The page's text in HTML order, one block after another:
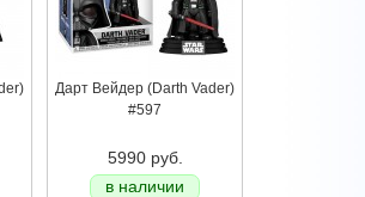
Дарт Вейдер (Darth Vader)
#597
5990 руб.
в наличии